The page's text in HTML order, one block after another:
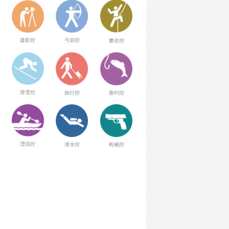
摄影控 弓箭控 攀岩控
滑雪控 旅行控 垂钓控
漂流控 潜水控 枪械控